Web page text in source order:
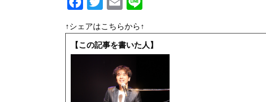
c
e
w
it
te
m
ai
l
e
↑シェアはこちらから↑
【この記事を書いた人】